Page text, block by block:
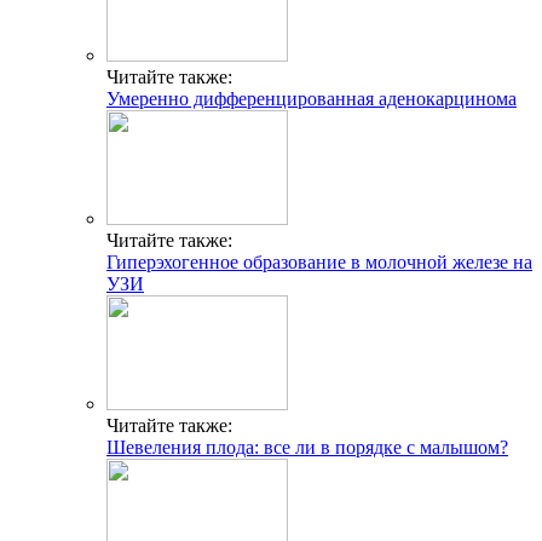
Читайте также:
Умеренно дифференцированная аденокарцинома
Читайте также:
Гиперэхогенное образование в молочной железе на
УЗИ
Читайте также:
Шевеления плода: все ли в порядке с малышом?